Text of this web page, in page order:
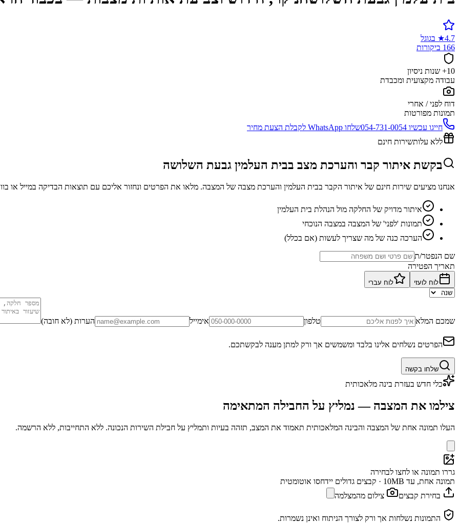
4.7
★ בגוגל
166 ביקורות
10+ שנות ניסיון
עבודה מקצועית ומכבדת
דוח לפני / אחרי
תמונות מפורטות
חייגו עכשיו 054-731-0054שלחו WhatsApp לקבלת הצעת מחיר
ללא עלותשירות חינם
בקשת איתור קבר והערכת מצב בבית העלמין גבעת השלושה
אנחנו מציעים שירות חינם של איתור הקבר בבית העלמין והערכת מצבה של המצבה. מלאו את הפרטים ונחזור אליכם עם תוצאות הבדיקה במייל או
איתור מדויק של החלקה מול הנהלת בית העלמין
תמונות 'לפני' של המצבה במצבה הנוכחי
הערכה כנה של מה שצריך לעשות (אם בכלל)
שם הנפטר/ת
תאריך הפטירה
לוח לועזי לוח עברי
שמכם המלא טלפון אימייל הערות (לא חובה)
הפרטים נשלחים אלינו בלבד ומשמשים אך ורק למתן מענה לבקשתכם.
שלחו בקשה
כלי חדש בעזרת בינה מלאכותית
צילמו את המצבה — נמליץ על החבילה המתאימה
העלו תמונה אחת של המצבה והבינה המלאכותית תאמוד את המצב, תזהה בעיות ותמליץ על חבילת השירות הנכונה. ללא התחייבות, ללא הרשמה.
גררו תמונה או לחצו לבחירה
תמונה אחת, עד 10MB · קבצים גדולים יידחסו אוטומטית
בחירת קבצים
צילום מהמצלמה
התמונות נשלחות אך ורק לצורך הניתוח ואינן נשמרות.